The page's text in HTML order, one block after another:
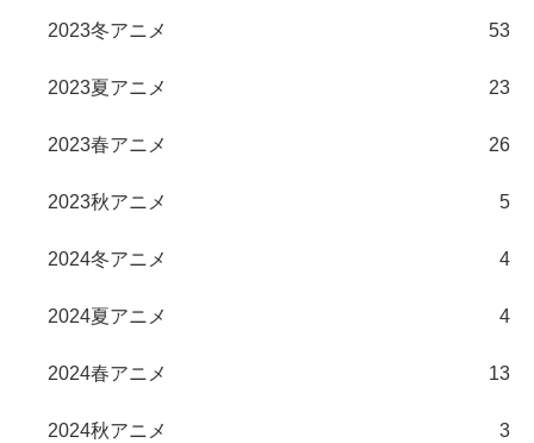
2023冬アニメ 53
2023夏アニメ 23
2023春アニメ 26
2023秋アニメ 5
2024冬アニメ 4
2024夏アニメ 4
2024春アニメ 13
2024秋アニメ 3